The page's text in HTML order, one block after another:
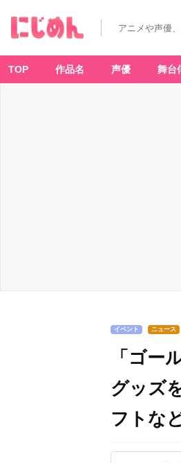
アニメや声優
TOP 作品名 声優 舞台
イベント ニュース
「ゴー
グッズ
フトな